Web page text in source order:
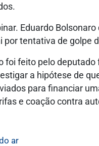
Eduardo
tentativa de golpe
feito pelo deputado
a hipótese de
para financiar
e coação contra
ar